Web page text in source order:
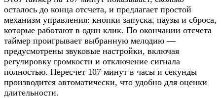
осталось до конца отсчета, и предлагает простой
механизм управления: кнопки запуска, паузы и сброса,
которые работают в один клик. По окончании отсчета
таймер проигрывает выбранную мелодию —
предусмотрены звуковые настройки, включая
регулировку громкости и отключение сигнала
полностью. Пересчет 107 минут в часы и секунды
производится автоматически, что удобно для оценки
длительности.